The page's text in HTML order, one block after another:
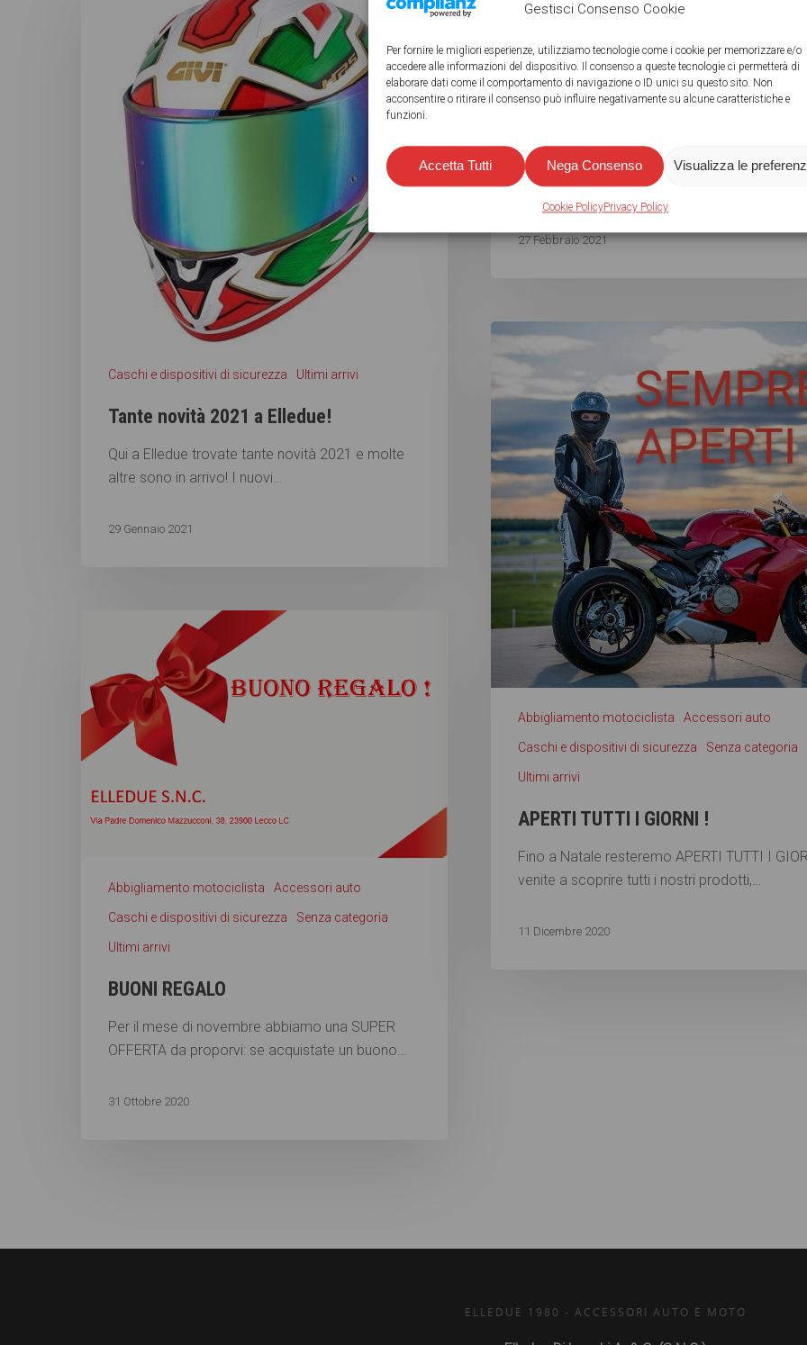
Gestisci Consenso Cookie
Per fornire le migliori esperienze, utilizziamo tecnologie come i cookie per memorizzare e/o
accedere alle informazioni del dispositivo. Il consenso a queste tecnologie ci permetterà di
elaborare dati come il comportamento di navigazione o ID unici su questo sito. Non
acconsentire o ritirare il consenso può influire negativamente su alcune caratteristiche e
funzioni.
Accetta Tutti Nega Consenso Visualizza le
Cookie PolicyPrivacy Policy
Senza categoria Ultimi arrivi
SIAMO APERTI! Cari amici e clienti, ci
comunicarvi che, nonostante la zona
27 Febbraio 2021
Caschi e dispositivi di sicurezza Ultimi arrivi
Tante novità 2021 a Elledue!
Qui a Elledue trovate tante novità 2021 e molte
altre sono in arrivo! I nuovi…
29 Gennaio 2021
Abbigliamento motociclista Accessori auto
Caschi e dispositivi di sicurezza Senza categoria
Ultimi arrivi
APERTI TUTTI I GIORNI !
Fino a Natale resteremo APERTI TUTTI I
venite a scoprire tutti i nostri prodotti,…
11 Dicembre 2020
Abbigliamento motociclista Accessori auto
Caschi e dispositivi di sicurezza Senza categoria
Ultimi arrivi
BUONI REGALO
Per il mese di novembre abbiamo una SUPER
OFFERTA da proporvi: se acquistate un buono…
31 Ottobre 2020
ELLEDUE 1980 - ACCESSORI AUTO E MOTO